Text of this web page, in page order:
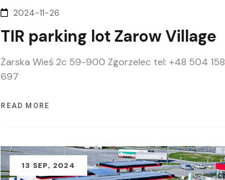
2024-11-26
TIR parking lot Zarow Village
Żarska Wieś 2c 59-900 Zgorzelec tel: +48 504 158
697
READ MORE
13 SEP, 2024